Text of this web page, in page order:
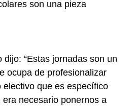
son una pieza
“Estas jornadas son un
ocupa de profesionalizar
que es específico
necesario ponernos a